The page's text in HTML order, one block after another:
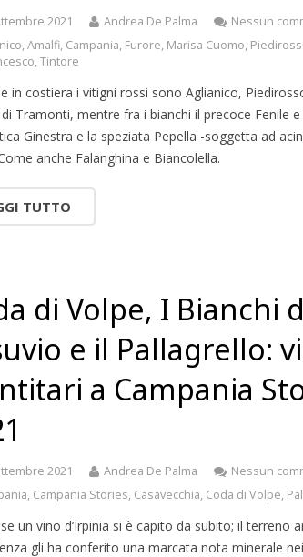
2021 Andrea De Palma
Nessun
,Amalfi, Campania, Furore, Marisa Cuomo,
,Tintore
in costiera i vitigni rossi sono Aglianico,
Tramonti, mentre fra i bianchi il precoce Fenile
Ginestra e la speziata Pepella -soggetta ad
anche Falanghina e Biancolella.
TUTTO
di Volpe, I Bianchi
e il Pallagrello:
a Campania
2021 Andrea De Palma
Nessun
, Campania Stories, Casavecchia, Coda di Volpe,
un vino d’Irpinia si è capito da subito; il terreno
gli ha conferito una marcata nota minerale